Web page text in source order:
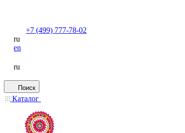
+7 (499) 777-78-02
ru
en
ru
Поиск
Каталог